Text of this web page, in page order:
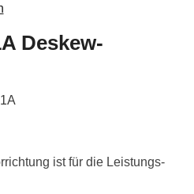
Deskew-
ist für die Leistungs-